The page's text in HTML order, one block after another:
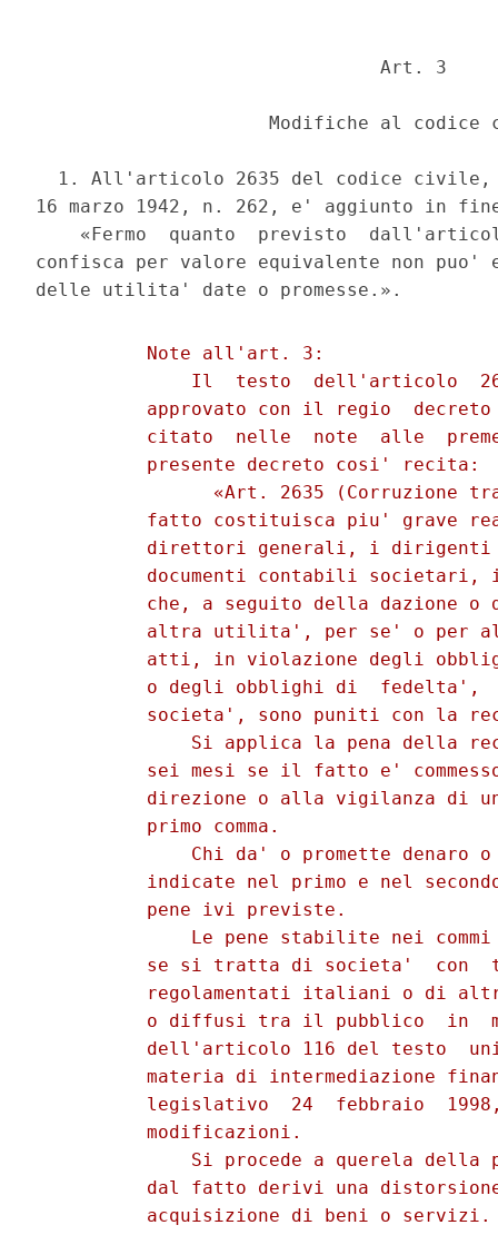
                               Art. 3
Modifiche al codice
1. All'articolo 2635 del codice
16 marzo 1942, n. 262, e' aggiunto in
«Fermo  quanto  previsto
confisca per valore equivalente non
          Note all'art. 3:
Il  testo  dell'articolo
approvato con il regio
citato  nelle  note  alle
          presente decreto cosi' recita:
«Art. 2635 (Corruzione
fatto costituisca piu' grave
direttori generali, i
documenti contabili societari,
che, a seguito della dazione o
altra utilita', per se' o per
atti, in violazione degli
o degli obblighi di  fedelta',
societa', sono puniti con la
Si applica la pena della
sei mesi se il fatto e'
direzione o alla vigilanza di
          primo comma.
Chi da' o promette denaro
indicate nel primo e nel
          pene ivi previste.
Le pene stabilite nei
se si tratta di societa'  con
regolamentati italiani o di
o diffusi tra il pubblico  in
dell'articolo 116 del testo
materia di intermediazione
legislativo  24  febbraio
          modificazioni.
Si procede a querela della
dal fatto derivi una
acquisizione di beni o